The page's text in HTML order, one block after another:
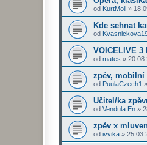
od KurtMoll »
Kde sehnat
od
VOICELIVE 3
od mates »
zpěv, mobilní
od PuulaCzech1 »
Učitel/ka
od Vendula En »
zpěv x
od ivvika »